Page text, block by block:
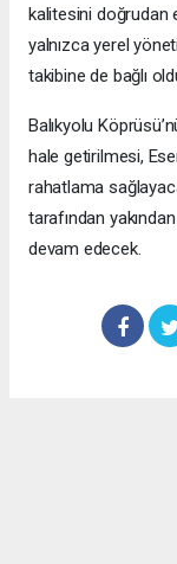
kalitesini doğrudan
yalnızca yerel
takibine de bağlı
Balıkyolu
hale getirilmesi,
rahatlama
tarafından
devam edecek.